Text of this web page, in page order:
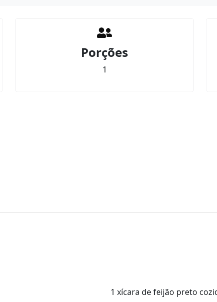
Porções
1
1 xícara de feijão preto